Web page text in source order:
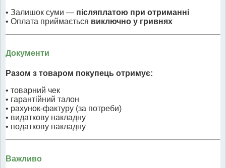
• Залишок суми — післяплатою при отриманні
• Оплата приймається виключно у гривнях
Документи
Разом з товаром покупець отримує:
• товарний чек
• гарантійний талон
• рахунок-фактуру (за потреби)
• видаткову накладну
• податкову накладну
Важливо